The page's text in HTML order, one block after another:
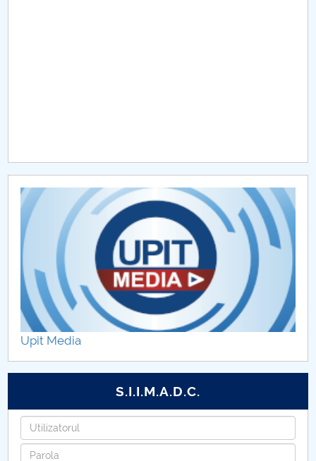
Chestionar angajabilitate ALUMNI – UPB
CAR2026
MENIU CANTINA
ORAR MASTER
ORARE FMT - SEM II - 2020
Planificarea examenelor
Pagina studentului
Practica studenti
Upit Media
S.I.I.M.A.D.C.
Username
Password